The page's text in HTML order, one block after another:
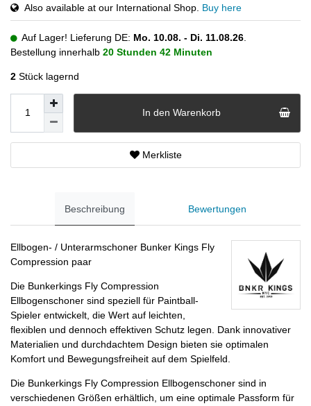
Also available at our International Shop. Buy here
Auf Lager! Lieferung DE: Mo. 10.08. - Di. 11.08.26
Bestellung innerhalb 20 Stunden 42 Minuten
2 Stück lagernd
In den Warenkorb
Merkliste
Beschreibung Bewertungen
Ellbogen- / Unterarmschoner Bunker Kings Fly
Compression paar
Die Bunkerkings Fly Compression
Ellbogenschoner sind speziell für Paintball-
Spieler entwickelt, die Wert auf leichten,
flexiblen und dennoch effektiven Schutz legen. Dank innovativer
Materialien und durchdachtem Design bieten sie optimalen
Komfort und Bewegungsfreiheit auf dem Spielfeld.
Die Bunkerkings Fly Compression Ellbogenschoner sind in
verschiedenen Größen erhältlich, um eine optimale Passform für